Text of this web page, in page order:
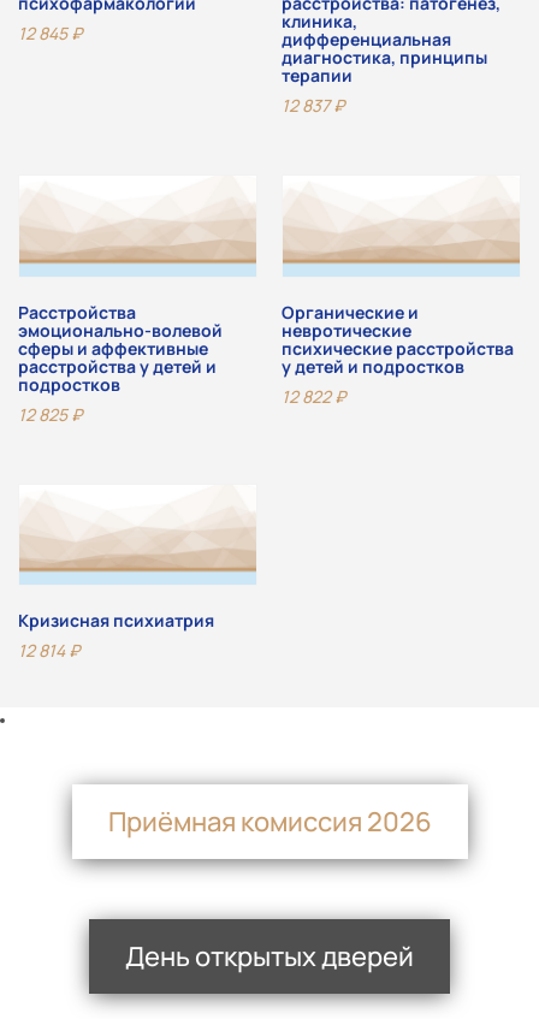
12 845₽
клиника,
дифференциальная
диагностика, принципы
терапии
12 837₽
Расстройства
эмоционально-волевой
сферы и аффективные
расстройства у детей и
подростков
12 825₽
Органические и
невротические
психические расстройства
у детей и подростков
12 822₽
Кризисная психиатрия
12 814₽
Приёмная комиссия 2026
День открытых дверей